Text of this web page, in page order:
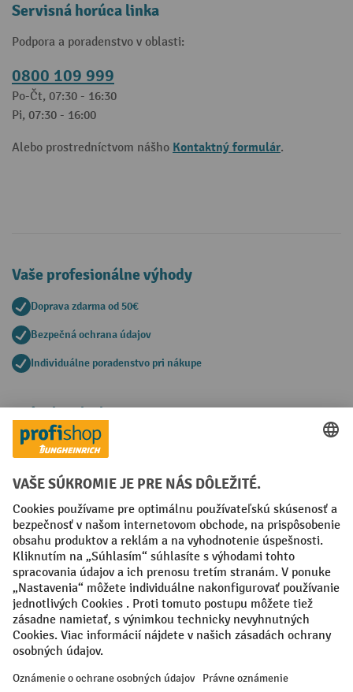
Servisná horúca linka
Podpora a poradenstvo v oblasti:
0800 109 999
Po-Čt, 07:30 - 16:30
Pi, 07:30 - 16:00
Alebo prostredníctvom nášho Kontaktný formulár.
Vaše profesionálne výhody
Doprava zdarma od 50€
Bezpečná ochrana údajov
Individuálne poradenstvo pri nákupe
Spôsoby platby
Creditcard (Master)Creditcard (Visa)
Faktúra Predplatba
Sociálne siete
Facebook
YouTube
LinkedIn
Nastavenia ochrany osobných údajov
All prices excl. VAT plusshipping costsand possible delivery charges,